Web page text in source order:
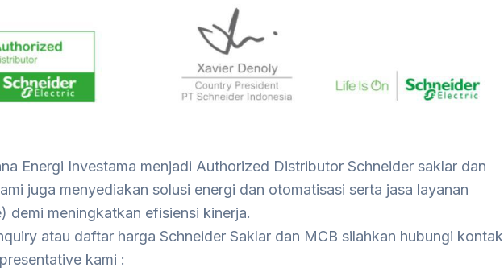
Energi Investama menjadi Authorized Distributor Schneider saklar dan
juga menyediakan solusi energi dan otomatisasi serta jasa layanan
demi meningkatkan efisiensi kinerja.
atau daftar harga Schneider Saklar dan MCB silahkan hubungi kontak
kami :